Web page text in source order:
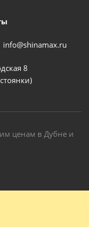
info@shinamax.ru
8
ценам в Дубне и